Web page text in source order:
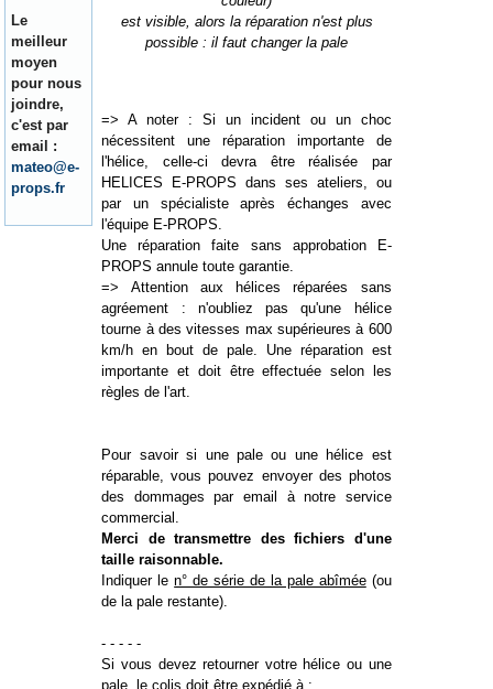
Le
meilleur
moyen
pour nous
joindre,
c'est par
email :
mateo@e-
props.fr
est visible, alors la réparation n'est plus
possible : il faut changer la pale
=> A noter : Si un incident ou un choc
nécessitent une réparation importante de
l'hélice, celle-ci devra être réalisée par
HELICES E-PROPS dans ses ateliers, ou
par un spécialiste après échanges avec
l'équipe E-PROPS.
Une réparation faite sans approbation E-
PROPS annule toute garantie.
=> Attention aux hélices réparées sans
agréement : n'oubliez pas qu'une hélice
tourne à des vitesses max supérieures à 600
km/h en bout de pale. Une réparation est
importante et doit être effectuée selon les
règles de l'art.
Pour savoir si une pale ou une hélice est
réparable, vous pouvez envoyer des photos
des dommages par email à notre service
commercial.
Merci de transmettre des fichiers d'une
taille raisonnable.
Indiquer len° de série de la pale abîmée(ou
de la pale restante).
- - - - -
Si vous devez retourner votre hélice ou une
pale, le colis doit être expédié à :